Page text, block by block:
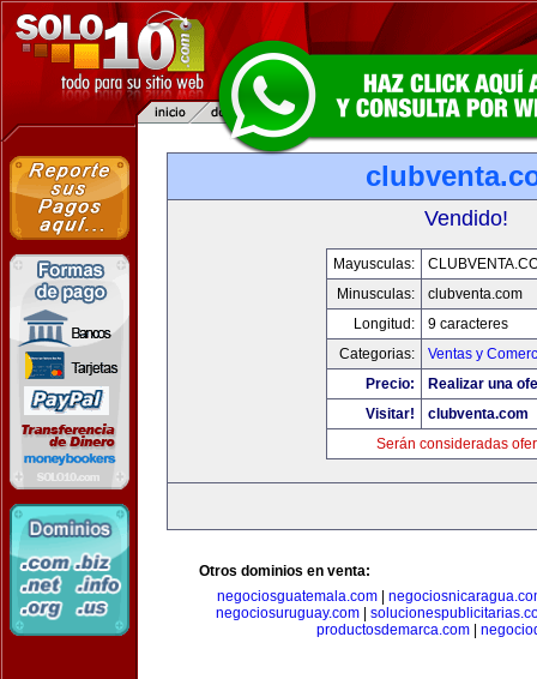
Vendido!
Mayusculas:
Minusculas:
clubventa.com
Longitud:
9 caracteres
Categorias:
Ventas y
Precio:
Realizar una
Visitar!
clubventa.com
Serán consideradas
Otros dominios en venta:
negociosguatemala.com
negociosuruguay.com
productosdemarca.com